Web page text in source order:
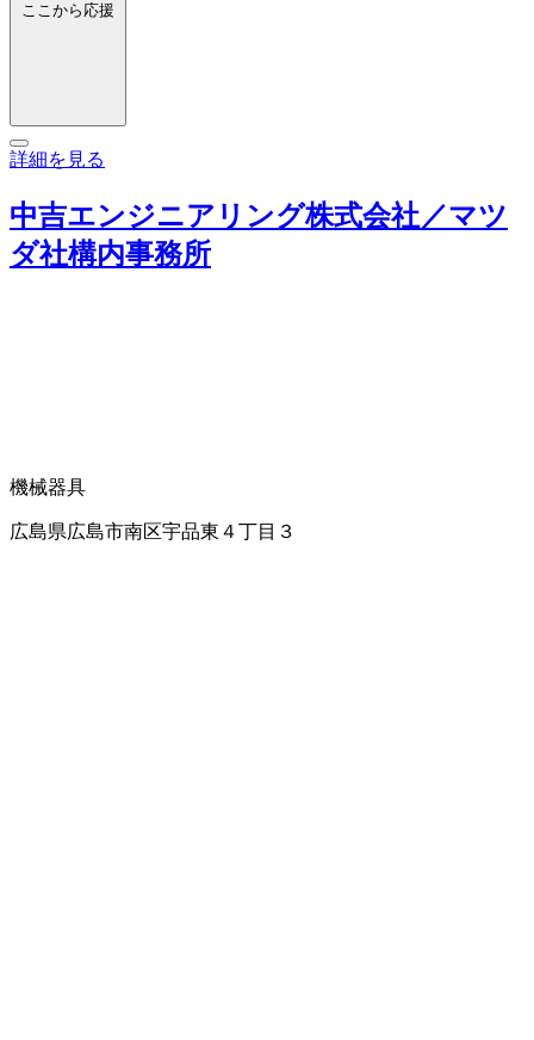
ここから応援
詳細を見る
中吉エンジニアリング株式会社／マツ
ダ社構内事務所
機械器具
広島県広島市南区宇品東４丁目３